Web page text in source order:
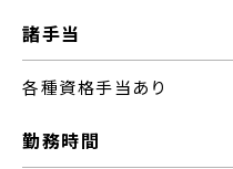
諸手当
各種資格手当あり
勤務時間